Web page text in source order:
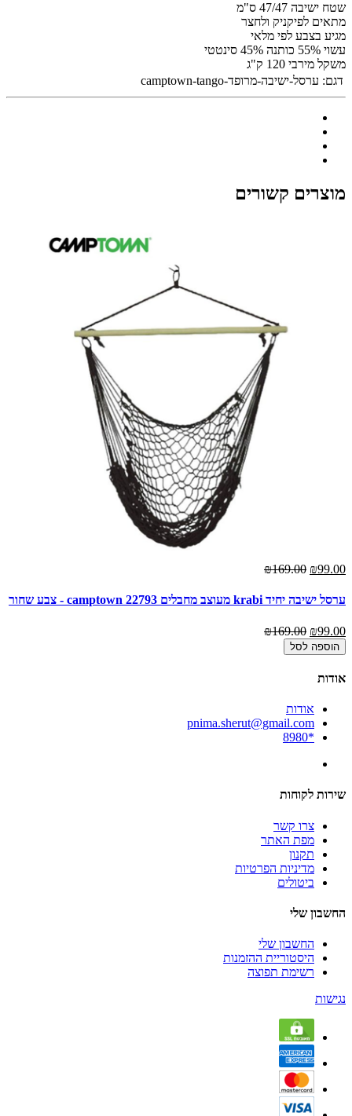
שטח ישיבה 47/47 ס"מ
מתאים לפיקניק ולחצר
מגיע בצבע לפי מלאי
עשוי 55% כותנה 45% סינטטי
משקל מירבי 120 ק"ג
דגם: ערסל-ישיבה-מרופד-camptown-tango
מוצרים קשורים
₪99.00
₪169.00
ערסל ישיבה יחיד krabi מעוצב מחבלים camptown 22793 - צבע שחור
₪99.00
₪169.00
הוספה לסל
אודות
אודות
pnima.sherut@gmail.com
*8980
שירות לקוחות
צרו קשר
מפת האתר
תקנון
מדיניות הפרטיות
ביטולים
החשבון שלי
החשבון שלי
היסטוריית ההזמנות
רשימת תפוצה
נגישות